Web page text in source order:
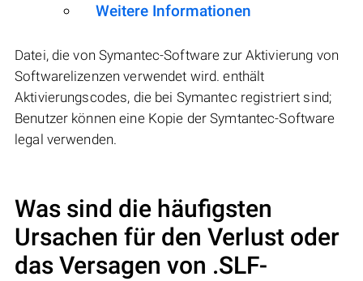
Weitere Informationen
Datei, die von Symantec-Software zur Aktivierung von
Softwarelizenzen verwendet wird. enthält
Aktivierungscodes, die bei Symantec registriert sind;
Benutzer können eine Kopie der Symtantec-Software
legal verwenden.
Was sind die häufigsten
Ursachen für den Verlust oder
das Versagen von .SLF-